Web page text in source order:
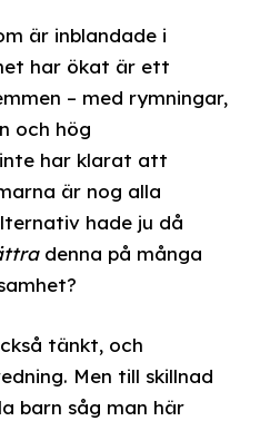
är inblandade i
har ökat är ett
– med rymningar,
och hög
har klarat att
är nog alla
hade ju då
denna på många
tänkt, och
Men till skillnad
barn såg man här